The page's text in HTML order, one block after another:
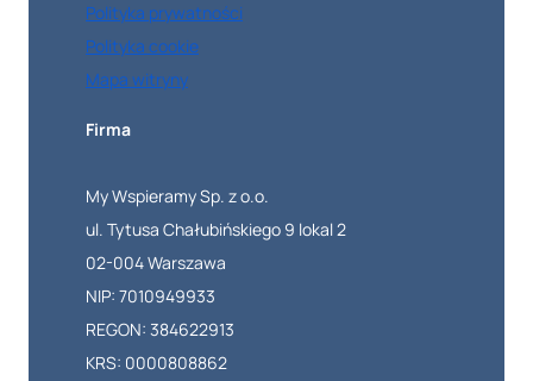
Polityka prywatności
Polityka cookie
Mapa witryny
Firma
My Wspieramy Sp. z o.o.
ul. Tytusa Chałubińskiego 9 lokal 2
02-004 Warszawa
NIP: 7010949933
REGON: 384622913
KRS: 0000808862